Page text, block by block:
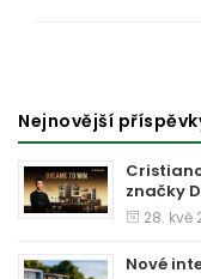
Nejnovější
značky
28. kvě
Nové